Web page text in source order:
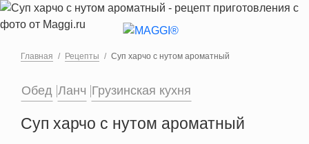
Перейти к основному содержанию
Главная Рецепты Суп харчо с нутом ароматный
Обед Ланч Грузинская кухня
Суп харчо с нутом ароматный